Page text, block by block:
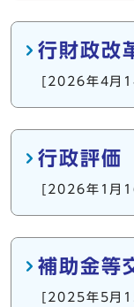
行財政改
[2026年4月
行政評価
[2026年1月
補助金等
[2025年5月